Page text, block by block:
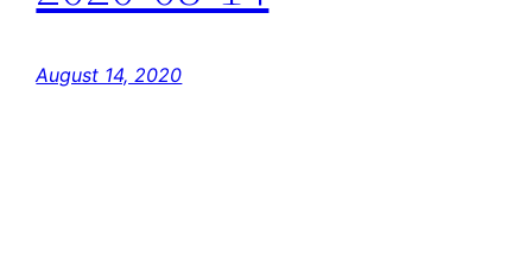
August 14, 2020